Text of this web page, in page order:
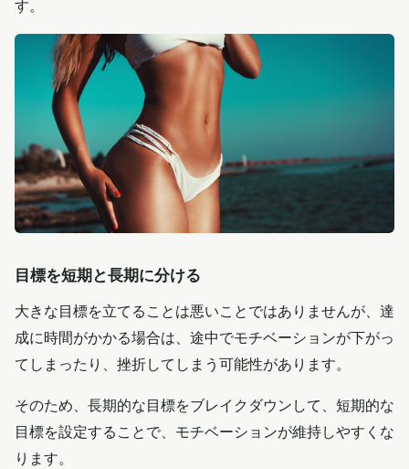
す。
目標を短期と長期に分ける
大きな目標を立てることは悪いことではありませんが、達
成に時間がかかる場合は、途中でモチベーションが下がっ
てしまったり、挫折してしまう可能性があります。
そのため、長期的な目標をブレイクダウンして、短期的な
目標を設定することで、モチベーションが維持しやすくな
ります。